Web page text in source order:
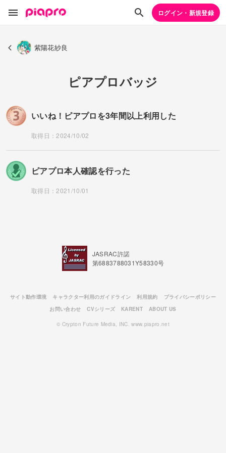
ログイン・新規登録
紫陽花紗良
ピアプロバッジ
いいね！ピアプロを3年間以上利用した
取得日：2024/10/02
ピアプロ本人確認を行った
取得日：2021/10/01
JASRAC許諾
第6883788031Y58330号
サイト動作環境 キャラクター利用のガイドライン 利用規約
プライバシーポリシー
お問い合わせ
CVシリーズ KARENT ABOUT US
© Crypton Future Media, INC. www.piapro.net